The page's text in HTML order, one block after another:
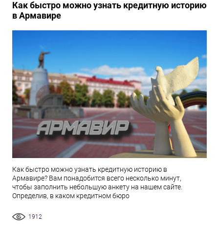
Как быстро можно узнать кредитную историю
в Армавире
Как быстро можно узнать кредитную историю в
Армавире? Вам понадобится всего несколько минут,
чтобы заполнить небольшую анкету на нашем сайте.
Определив, в каком кредитном бюро
1912